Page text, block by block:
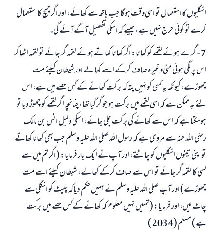
انگلیوں کا استعمال تو اسی وقت ہوگا جب ہاتھ سے کھائے، اور اگر چمچ کا استعمال
کرے تو کوئی حرج نہیں ہے، جیسے کہ اسکی تفصیل آگے آئے گی۔
7- گرے ہوئے لقمے کو کھانا: اگر کھانا کھاتے ہوئے لقمہ گر جائے تو لقمہ اٹھا کر
اس پر لگی ہوئی مٹی وغیرہ صاف کرکے اسے کھا لے اور شیطان کیلئے مت
چھوڑے، کیونکہ یہ کسی کو نہیں پتہ کہ برکت کھانے کے کس حصے میں ہے، اس
لئے یہ ممکن ہے کہ اسی لقمے میں برکت ہو جو گر گیا تھا، چنانچہ اگر لقمے کو چھوڑ دیا تو
ہوسکتا ہے کہ اس سے کھانے کی برکت چلی جائے، اسکی دلیل انس بن مالک
رضی اللہ عنہ سے مروی ہے کہ رسول اللہ صلی اللہ علیہ وسلم جب بھی کھانا کھاتے
تو اپنی تینوں انگلیوں کو چاٹتے، اور آپ نے ایک بار فرمایا: (اگر تم میں سے
کسی کا لقمہ گر جائے تو اس سے صاف کرکے کھا لے، شیطان کیلئے اسے مت
چھوڑے) اور آپ صلی اللہ علیہ وسلم نے ہمیں حکم دیا کہ پلیٹ کو انگلی سے
چاٹ لیں، اور فرمایا: (تمہیں نہیں معلوم کہ کھانے کے کس حصے میں برکت
ہے) مسلم (2034)